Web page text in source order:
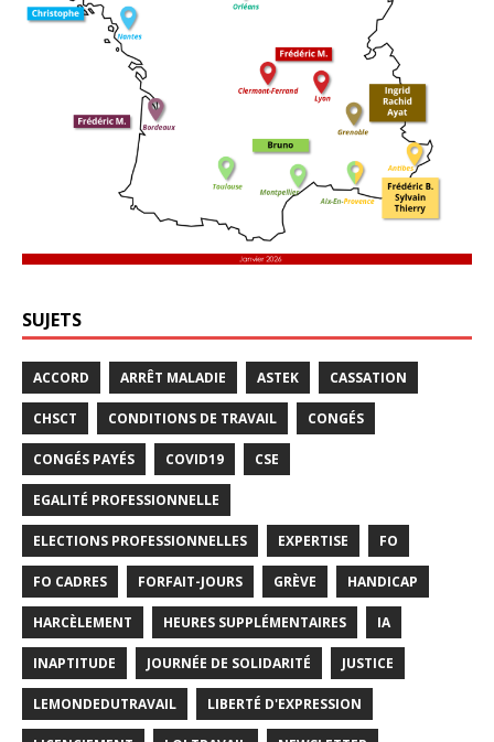
SUJETS
ACCORD ARRÊT MALADIE ASTEK CASSATION
CHSCT CONDITIONS DE TRAVAIL CONGÉS
CONGÉS PAYÉS COVID19 CSE
EGALITÉ PROFESSIONNELLE
ELECTIONS PROFESSIONNELLES EXPERTISE FO
FO CADRES FORFAIT-JOURS GRÈVE HANDICAP
HARCÈLEMENT HEURES SUPPLÉMENTAIRES IA
INAPTITUDE JOURNÉE DE SOLIDARITÉ JUSTICE
LEMONDEDUTRAVAIL LIBERTÉ D'EXPRESSION